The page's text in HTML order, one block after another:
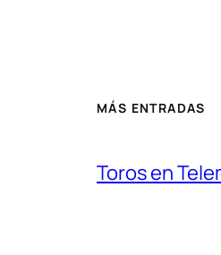
MÁS ENTRADAS
Toros en